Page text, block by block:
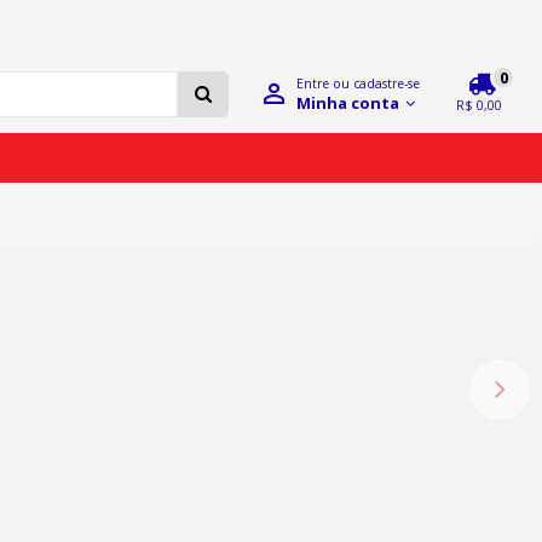
Entre ou cadastre-se
Minha conta R$ 0,00
0